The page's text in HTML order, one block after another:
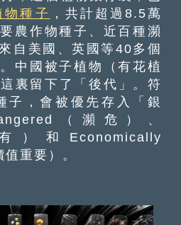
種子 ，共計超過8.5萬
農作物種子、近百種瀕
自美國、英國等40多個
中國被子植物（有花植
裏留下了「後代」。符
子，會被優先存入「銀
（瀕危）、
）和Economically
重要）。